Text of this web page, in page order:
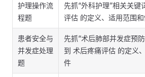
护理操作流
程题
先抓“外科护理”相关关键
评估 的定义、适用范围
患者安全与
并发症处理
题
先抓“术后肺部并发症预
到 术后疼痛评估 的定义
件